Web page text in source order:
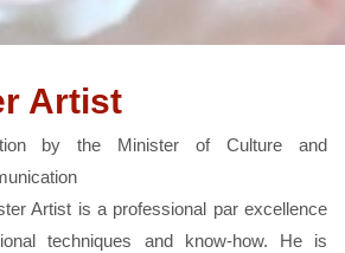
Artist
by the Minister of Culture and
Artist is a professional par excellence
techniques and know-how. He is